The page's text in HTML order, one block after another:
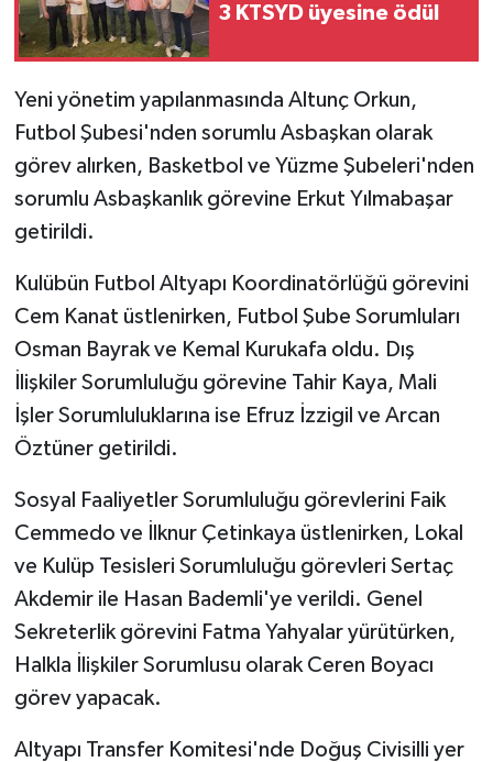
3 KTSYD üyesine ödül
Yeni yönetim yapılanmasında Altunç Orkun,
Futbol Şubesi'nden sorumlu Asbaşkan olarak
görev alırken, Basketbol ve Yüzme Şubeleri'nden
sorumlu Asbaşkanlık görevine Erkut Yılmabaşar
getirildi.
Kulübün Futbol Altyapı Koordinatörlüğü görevini
Cem Kanat üstlenirken, Futbol Şube Sorumluları
Osman Bayrak ve Kemal Kurukafa oldu. Dış
İlişkiler Sorumluluğu görevine Tahir Kaya, Mali
İşler Sorumluluklarına ise Efruz İzzigil ve Arcan
Öztüner getirildi.
Sosyal Faaliyetler Sorumluluğu görevlerini Faik
Cemmedo ve İlknur Çetinkaya üstlenirken, Lokal
ve Kulüp Tesisleri Sorumluluğu görevleri Sertaç
Akdemir ile Hasan Bademli'ye verildi. Genel
Sekreterlik görevini Fatma Yahyalar yürütürken,
Halkla İlişkiler Sorumlusu olarak Ceren Boyacı
görev yapacak.
Altyapı Transfer Komitesi'nde Doğuş Civisilli yer